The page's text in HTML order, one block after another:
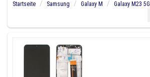
Startseite Samsung Galaxy M
Galaxy M23 5G